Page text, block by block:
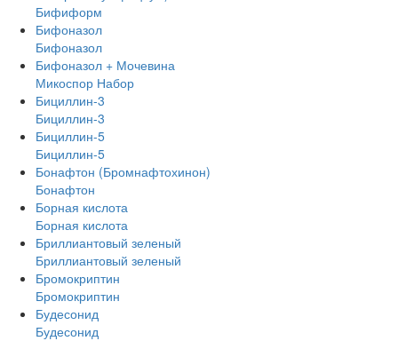
Бифиформ
Бифоназол
Бифоназол
Бифоназол + Мочевина
Микоспор Набор
Бициллин-3
Бициллин-3
Бициллин-5
Бициллин-5
Бонафтон (Бромнафтохинон)
Бонафтон
Борная кислота
Борная кислота
Бриллиантовый зеленый
Бриллиантовый зеленый
Бромокриптин
Бромокриптин
Будесонид
Будесонид